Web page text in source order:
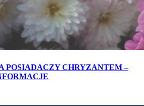
POSIADACZY CHRYZANTEM –